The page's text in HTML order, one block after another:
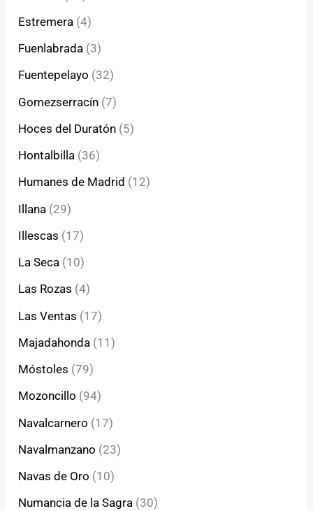
Estremera (4)
Fuenlabrada (3)
Fuentepelayo (32)
Gomezserracín (7)
Hoces del Duratón (5)
Hontalbilla (36)
Humanes de Madrid (12)
Illana (29)
Illescas (17)
La Seca (10)
Las Rozas (4)
Las Ventas (17)
Majadahonda (11)
Móstoles (79)
Mozoncillo (94)
Navalcarnero (17)
Navalmanzano (23)
Navas de Oro (10)
Numancia de la Sagra (30)